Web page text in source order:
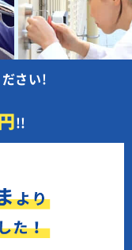
ださい!
!!